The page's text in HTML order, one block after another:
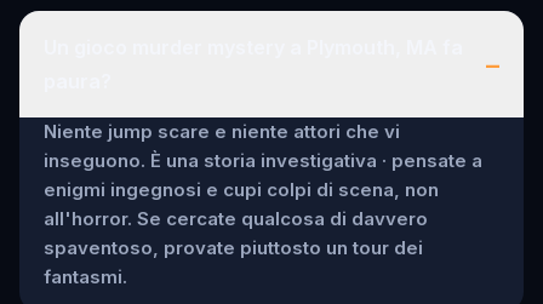
–
Niente jump scare e niente attori che vi
inseguono. È una storia investigativa · pensate a
enigmi ingegnosi e cupi colpi di scena, non
all'horror. Se cercate qualcosa di davvero
spaventoso, provate piuttosto un tour dei
fantasmi.